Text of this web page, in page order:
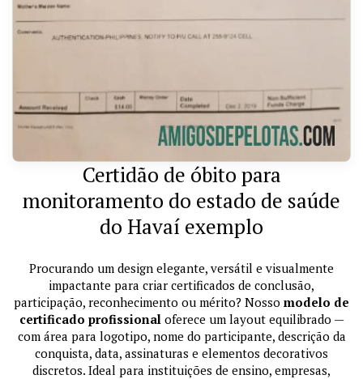
Certidão de óbito para
monitoramento do estado de saúde
do Havaí exemplo
Procurando um design elegante, versátil e visualmente
impactante para criar certificados de conclusão,
participação, reconhecimento ou mérito? Nosso modelo de
certificado profissionaloferece um layout equilibrado —
com área para logotipo, nome do participante, descrição da
conquista, data, assinaturas e elementos decorativos
discretos. Ideal para instituições de ensino, empresas,